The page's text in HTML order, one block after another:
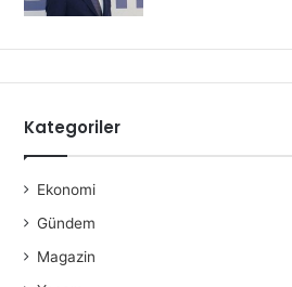
Kategoriler
Ekonomi
Gündem
Magazin